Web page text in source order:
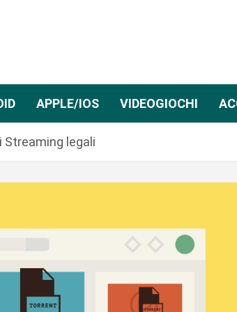
APPLE/IOS VIDEOGIOCHI
Streaming legali